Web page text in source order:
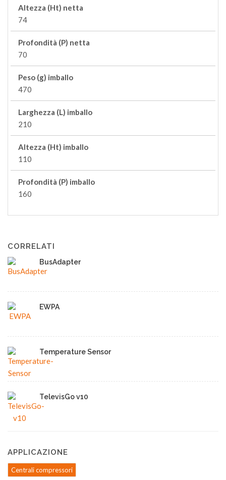
Altezza (Ht) netta
74
Profondità (P) netta
70
Peso (g) imballo
470
Larghezza (L) imballo
210
Altezza (Ht) imballo
110
Profondità (P) imballo
160
CORRELATI
BusAdapter
EWPA
Temperature Sensor
TelevisGo v10
APPLICAZIONE
Centrali compressori